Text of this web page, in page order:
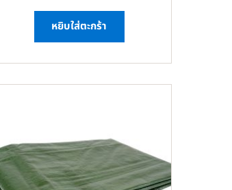
หยิบใส่ตะกร้า